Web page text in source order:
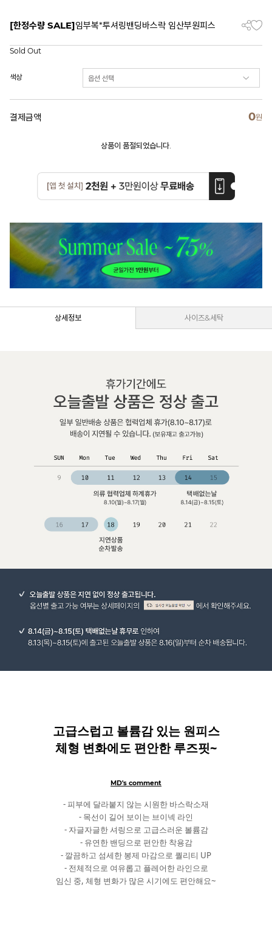
[한정수량 SALE]임부복*투셔링밴딩바스락 임산부원피스
Sold Out
색상
결제금액 0원
상품이 품절되었습니다.
상세정보 사이즈&세탁
고급스럽고 볼륨감 있는 원피스
체형 변화에도 편안한 루즈핏~
MD's comment
- 피부에 달라붙지 않는 시원한 바스락소재
- 목선이 길어 보이는 브이넥 라인
- 자글자글한 셔링으로 고급스러운 볼륨감
- 유연한 밴딩으로 편안한 착용감
- 깔끔하고 섬세한 봉제 마감으로 퀄리티 UP
- 전체적으로 여유롭고 플레어한 라인으로
임신 중, 체형 변화가 많은 시기에도 편안해요~